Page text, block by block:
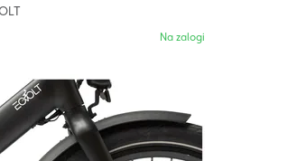
Na zalogi